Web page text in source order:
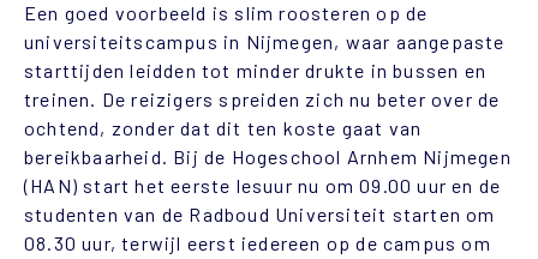
Een goed voorbeeld is slim roosteren op de
universiteitscampus in Nijmegen, waar aangepaste
starttijden leidden tot minder drukte in bussen en
treinen. De reizigers spreiden zich nu beter over de
ochtend, zonder dat dit ten koste gaat van
bereikbaarheid. Bij de Hogeschool Arnhem Nijmegen
(HAN) start het eerste lesuur nu om 09.00 uur en de
studenten van de Radboud Universiteit starten om
08.30 uur, terwijl eerst iedereen op de campus om